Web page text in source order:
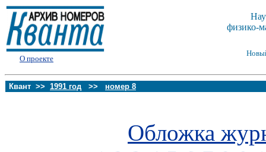
О проекте
физико-
Квант >> 1991 год >> номер 8
Обложка